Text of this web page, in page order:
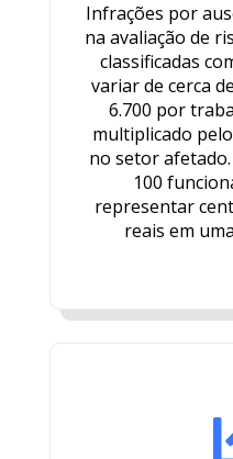
Infrações por
na avaliação de
classificadas
variar de cerca
6.700 por
multiplicado
no setor
100
representar
reais em